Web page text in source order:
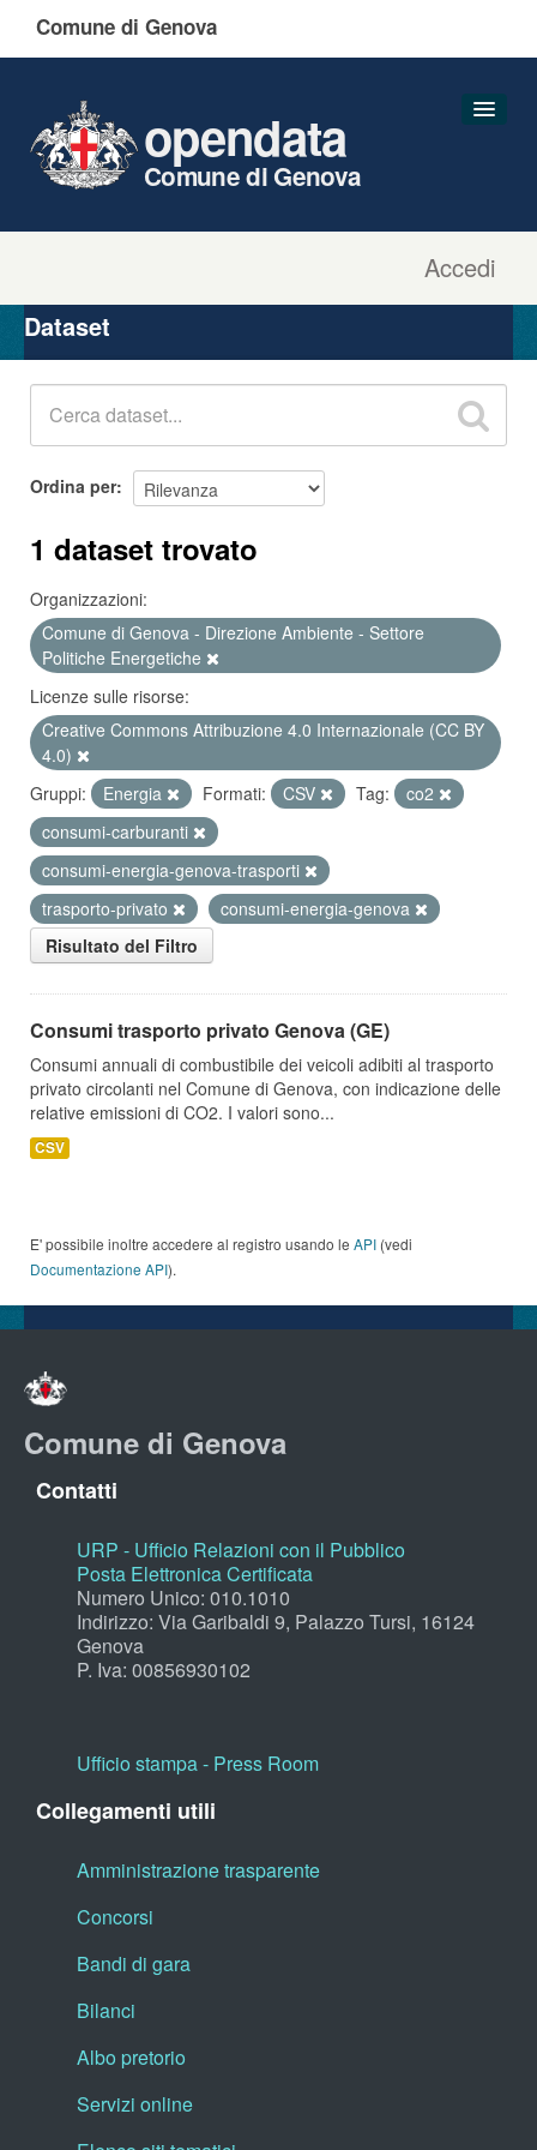
Comune di Genova
Accedi
opendata
Comune di Genova
Organizzazioni
Gruppi
Dataset
Ordina per
1 dataset trovato
Organizzazioni:
Comune di Genova - Direzione Ambiente - Settore
Politiche Energetiche
Licenze sulle risorse:
Creative Commons Attribuzione 4.0 Internazionale (CC BY
4.0)
Gruppi:
Energia Formati: CSV Tag:
co2
consumi-carburanti
consumi-energia-genova-trasporti
trasporto-privato
consumi-energia-genova
Risultato del Filtro
Consumi trasporto privato Genova (GE)
Consumi annuali di combustibile dei veicoli adibiti al trasporto
privato circolanti nel Comune di Genova, con indicazione delle
relative emissioni di CO2. I valori sono...
CSV
E' possibile inoltre accedere al registro usando le API (vedi
Documentazione API).
Comune di Genova
Contatti
URP - Ufficio Relazioni con il Pubblico
Posta Elettronica Certificata
Numero Unico: 010.1010
Indirizzo: Via Garibaldi 9, Palazzo Tursi, 16124
Genova
P. Iva: 00856930102
Ufficio stampa - Press Room
Collegamenti utili
Amministrazione trasparente
Concorsi
Bandi di gara
Bilanci
Albo pretorio
Servizi online